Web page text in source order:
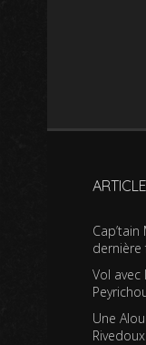
dernière
Vol avec
Une